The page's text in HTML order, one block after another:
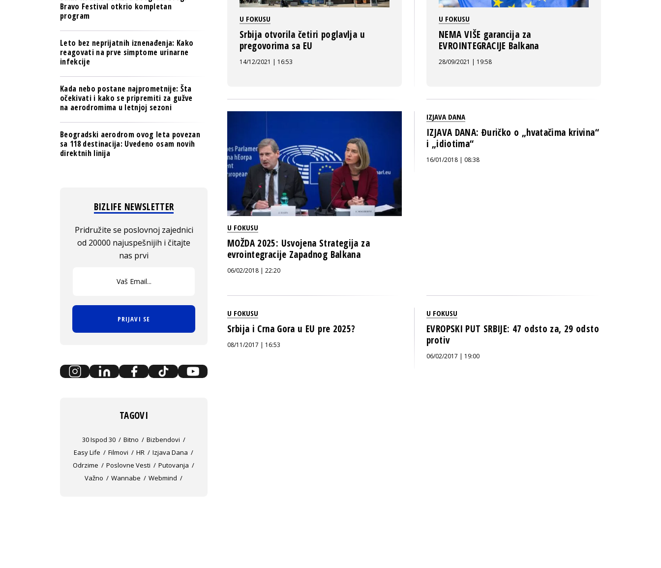
U FOKUSU
Srbija otvorila četiri poglavlja u
pregovorima sa EU
14/12/2021 | 16:53
U FOKUSU
NEMA VIŠE garancija za
EVROINTEGRACIJE Balkana
28/09/2021 | 19:58
U FOKUSU
MOŽDA 2025: Usvojena Strategija za
evrointegracije Zapadnog Balkana
06/02/2018 | 22:20
IZJAVA DANA
IZJAVA DANA: Đuričko o „hvatačima krivina“
i „idiotima“
16/01/2018 | 08:38
U FOKUSU
Srbija i Crna Gora u EU pre 2025?
08/11/2017 | 16:53
U FOKUSU
EVROPSKI PUT SRBIJE: 47 odsto za, 29 odsto
protiv
06/02/2017 | 19:00
Bravo Festival otkrio kompletan
program
Leto bez neprijatnih iznenađenja: Kako
reagovati na prve simptome urinarne
infekcije
Kada nebo postane najprometnije: Šta
očekivati i kako se pripremiti za gužve
na aerodromima u letnjoj sezoni
Beogradski aerodrom ovog leta povezan
sa 118 destinacija: Uvedeno osam novih
direktnih linija
BIZLIFE NEWSLETTER
Pridružite se poslovnoj zajednici
od 20000 najuspešnijih i čitajte
nas prvi
PRIJAVI SE
TAGOVI
30 Ispod 30 Bitno
Bizbendovi
Easy Life
Filmovi HR
Izjava Dana
Odrzime
Poslovne Vesti
Putovanja
Važno
Wannabe Webmind